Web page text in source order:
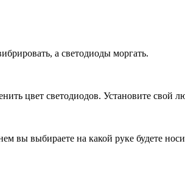
а светодиоды моргать.
цвет светодиодов. Установите свой
вы выбираете на какой руке будете